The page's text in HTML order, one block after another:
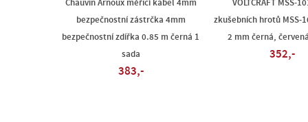
Chauvin Arnoux měřicí kabel 4mm
bezpečnostní zástrčka 4mm
bezpečnostní zdířka 0.85 m černá 1
sada
383,-
VOLTCRAFT MSS-
zkušebních hrotů MSS-
2 mm černá,
352,-